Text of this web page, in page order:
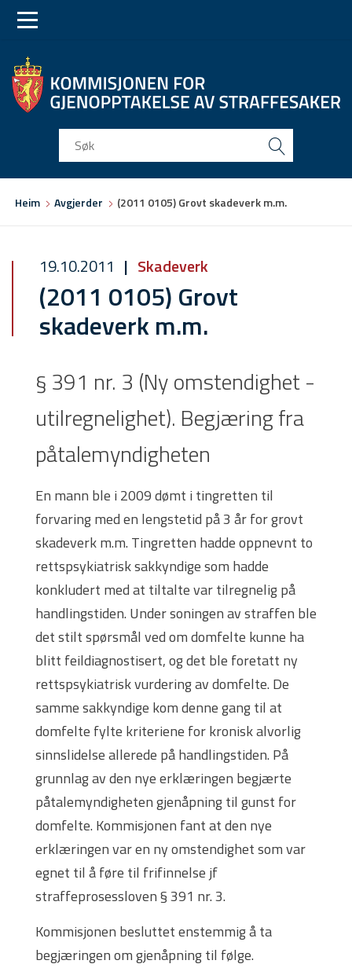
to
to
Heim Avgjerder (2011 0105) Grovt skadeverk m.m.
19.10.2011 Skadeverk
(2011 0105) Grovt
skadeverk m.m.
§ 391 nr. 3 (Ny omstendighet -
utilregnelighet). Begjæring fra
påtalemyndigheten
En mann ble i 2009 dømt i tingretten til
forvaring med en lengstetid på 3 år for grovt
skadeverk m.m. Tingretten hadde oppnevnt to
rettspsykiatrisk sakkyndige som hadde
konkludert med at tiltalte var tilregnelig på
handlingstiden. Under soningen av straffen ble
det stilt spørsmål ved om domfelte kunne ha
blitt feildiagnostisert, og det ble foretatt ny
rettspsykiatrisk vurdering av domfelte. De
samme sakkyndige kom denne gang til at
domfelte fylte kriteriene for kronisk alvorlig
sinnslidelse allerede på handlingstiden. På
grunnlag av den nye erklæringen begjærte
påtalemyndigheten gjenåpning til gunst for
domfelte. Kommisjonen fant at den nye
erklæringen var en ny omstendighet som var
egnet til å føre til frifinnelse jf
straffeprosessloven § 391 nr. 3.
Kommisjonen besluttet enstemmig å ta
begjæringen om gjenåpning til følge.